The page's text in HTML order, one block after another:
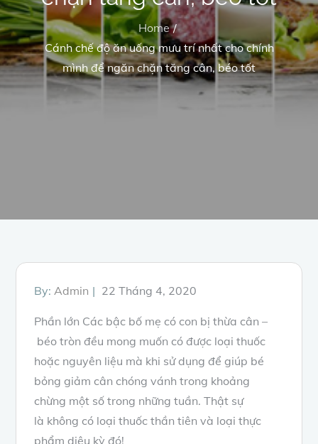
Home
Cánh chế độ ăn uống mưu trí nhất cho chính
mình để ngăn chặn tăng cân, béo tốt
By: Admin
Posted
22 Tháng 4, 2020
Phần lớn Các bậc bố mẹ có con bị thừa cân –
béo tròn đều mong muốn cóđược loại thuốc
hoặc nguyên liệu mà khi sử dụng để giúp bé
bỏng giảm cân chóng vánh trong khoảng
chừng một số trong những tuần. Thật sự
là không có loại thuốc thần tiênvà loạithực
phẩm diệu kỳ đó!